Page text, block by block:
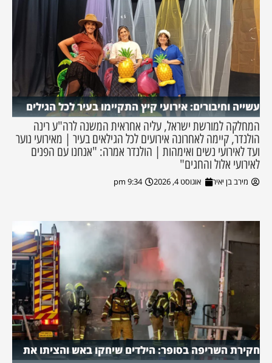
עשייה וחיבורים: אירועי קיץ התקיימו בעיר לכל הגילים
המחלקה למורשת ישראל, עליה אחראית המשנה לרה"ע רינה
הולנדר, קיימה לאחרונה אירועים לכל הגילאים בעיר | מאירועי נוער
ועד לאירועי נשים ואימהות | הולנדר אמרה: "אנחנו עם הפנים
לאירועי אלול והחגים"
מירב בן יאיר אוגוסט 4, 2026 9:34 pm
חקירת השריפה בסופר: הילדים שיחקו באש והציתו את